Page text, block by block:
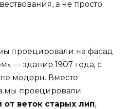
а не просто
проецировали на фасад
— здание 1907 года, с
модерн. Вместо
мы проецировали
веток старых лип,